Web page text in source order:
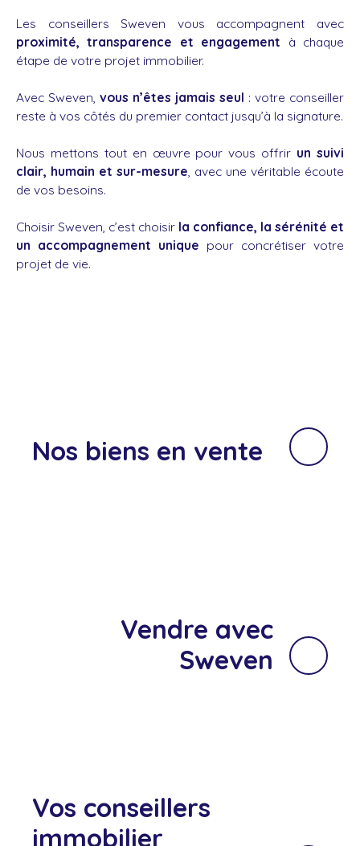
Les conseillers Sweven vous accompagnent avec
proximité, transparence et engagement à chaque
étape de votre projet immobilier.
Avec Sweven, vous n’êtes jamais seul : votre conseiller
reste à vos côtés du premier contact jusqu’à la signature.
Nous mettons tout en œuvre pour vous offrir un suivi
clair, humain et sur-mesure, avec une véritable écoute
de vos besoins.
Choisir Sweven, c’est choisir la confiance, la sérénité et
un accompagnement unique pour concrétiser votre
projet de vie.
Nos biens en vente
Vendre avec
Sweven
Vos conseillers
immobilier